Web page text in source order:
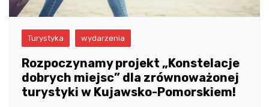
Turystyka wydarzenia
Rozpoczynamy projekt „Konstelacje
dobrych miejsc” dla zrównoważonej
turystyki w Kujawsko-Pomorskiem!